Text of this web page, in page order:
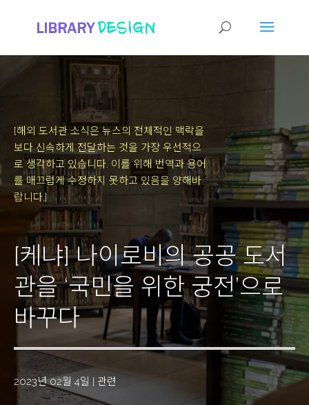
[해외 도서관 소식은 뉴스의 전체적인 맥락을
보다 신속하게 전달하는 것을 가장 우선적으
로 생각하고 있습니다. 이를 위해 번역과 용어
를 매끄럽게 수정하지 못하고 있음을 양해바
랍니다.]
[케냐] 나이로비의 공공 도서
관을 ‘국민을 위한 궁전’으로
바꾸다
2023년 02월 4일 | 관련